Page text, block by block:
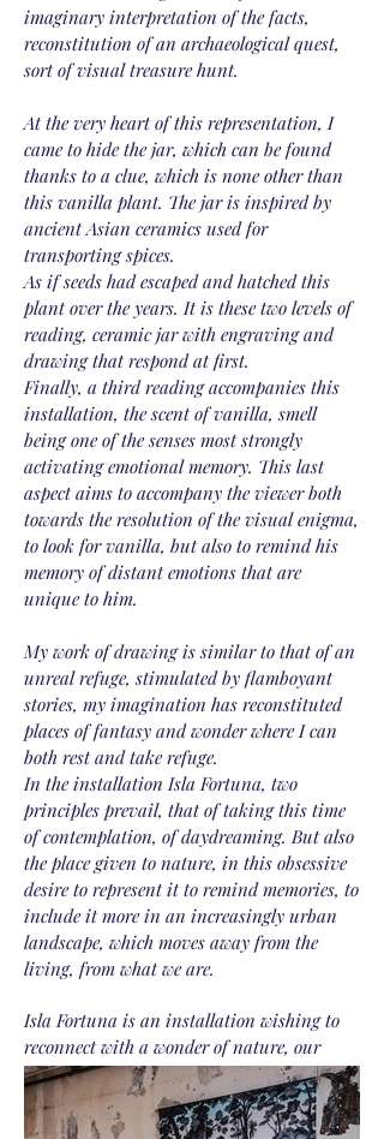
imaginary interpretation of the facts,
reconstitution of an archaeological quest,
sort of visual treasure hunt.
At the very heart of this representation, I
came to hide the jar, which can be found
thanks to a clue, which is none other than
this vanilla plant. The jar is inspired by
ancient Asian ceramics used for
transporting spices.
As if seeds had escaped and hatched this
plant over the years. It is these two levels of
reading, ceramic jar with engraving and
drawing that respond at first.
Finally, a third reading accompanies this
installation, the scent of vanilla, smell
being one of the senses most strongly
activating emotional memory. This last
aspect aims to accompany the viewer both
towards the resolution of the visual enigma,
to look for vanilla, but also to remind his
memory of distant emotions that are
unique to him.
My work of drawing is similar to that of an
unreal refuge, stimulated by flamboyant
stories, my imagination has reconstituted
places of fantasy and wonder where I can
both rest and take refuge.
In the installation Isla Fortuna, two
principles prevail, that of taking this time
of contemplation, of daydreaming. But also
the place given to nature, in this obsessive
desire to represent it to remind memories, to
include it more in an increasingly urban
landscape, which moves away from the
living, from what we are.
Isla Fortuna is an installation wishing to
reconnect with a wonder of nature, our
imagination and emotions that are related
to it. The quest for simple joy through the
natural landscape, reconstructing stories